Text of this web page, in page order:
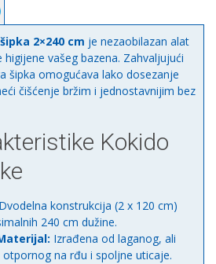
2×240 cm je nezaobilazan alat
vašeg bazena. Zahvaljujući
šipka omogućava lako dosezanje
čišćenje bržim i jednostavnijim bez
Kokido
Dvodelna konstrukcija (2 x 120 cm)
240 cm dužine.
Izrađena od laganog, ali
na rđu i spoljne uticaje.